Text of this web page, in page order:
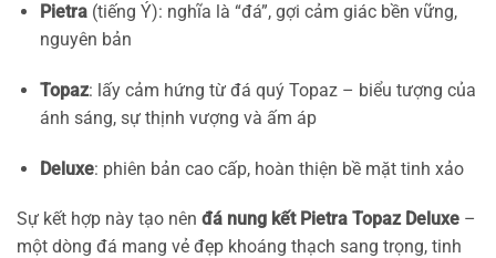
Pietra(tiếng Ý): nghĩa là “đá”, gợi cảm giác bền vững,
nguyên bản
Topaz: lấy cảm hứng từ đá quý Topaz – biểu tượng của
ánh sáng, sự thịnh vượng và ấm áp
Deluxe: phiên bản cao cấp, hoàn thiện bề mặt tinh xảo
Sự kết hợp này tạo nên đá nung kết Pietra Topaz Deluxe –
một dòng đá mang vẻ đẹp khoáng thạch sang trọng, tinh